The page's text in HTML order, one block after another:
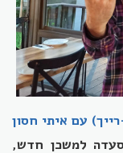
עם איתי חסון
למשכן חדש,